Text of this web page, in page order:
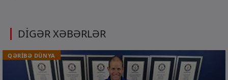
DİGƏR XƏBƏRLƏR
QƏRİBƏ DÜNYA